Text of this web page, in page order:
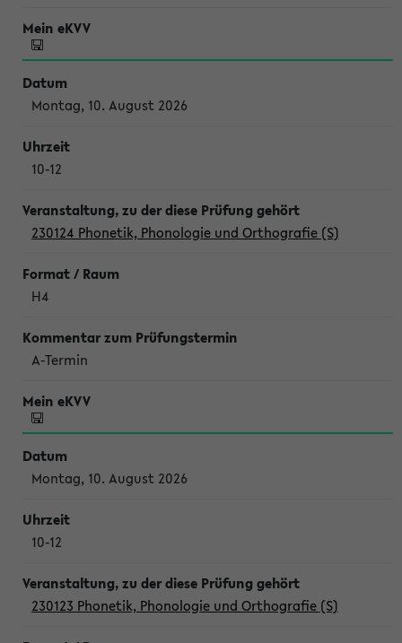
Montag, 10. August 2026
10-12
230124 Phonetik, Phonologie und Orthografie (S)
H4
A-Termin
Montag, 10. August 2026
10-12
230123 Phonetik, Phonologie und Orthografie (S)